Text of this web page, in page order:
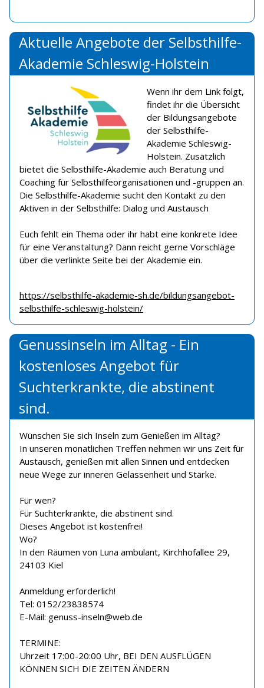
Aktuelle Angebote der Selbsthilfe-
Akademie Schleswig-Holstein
Wenn ihr dem Link folgt,
findet ihr die Übersicht
der Bildungsangebote
der Selbsthilfe-
Akademie Schleswig-
Holstein. Zusätzlich
bietet die Selbsthilfe-Akademie auch Beratung und
Coaching für Selbsthilfeorganisationen und -gruppen an.
Die Selbsthilfe-Akademie sucht den Kontakt zu den
Aktiven in der Selbsthilfe: Dialog und Austausch
Euch fehlt ein Thema oder ihr habt eine konkrete Idee
für eine Veranstaltung? Dann reicht gerne Vorschläge
über die verlinkte Seite bei der Akademie ein.
https://selbsthilfe-akademie-sh.de/bildungsangebot-
selbsthilfe-schleswig-holstein/
Genussinseln im Alltag - Ein
kostenloses Angebot für
Suchterkrankte, die abstinent
sind.
Wünschen Sie sich Inseln zum Genießen im Alltag?
In unseren monatlichen Treffen nehmen wir uns Zeit für
Austausch, genießen mit allen Sinnen und entdecken
neue Wege zur inneren Gelassenheit und Stärke.
Für wen?
Für Suchterkrankte, die abstinent sind.
Dieses Angebot ist kostenfrei!
Wo?
In den Räumen von Luna ambulant, Kirchhofallee 29,
24103 Kiel
Anmeldung erforderlich!
Tel: 0152/23838574
E-Mail: genuss-inseln@web.de
TERMINE:
Uhrzeit 17:00-20:00 Uhr, BEI DEN AUSFLÜGEN
KÖNNEN SICH DIE ZEITEN ÄNDERN